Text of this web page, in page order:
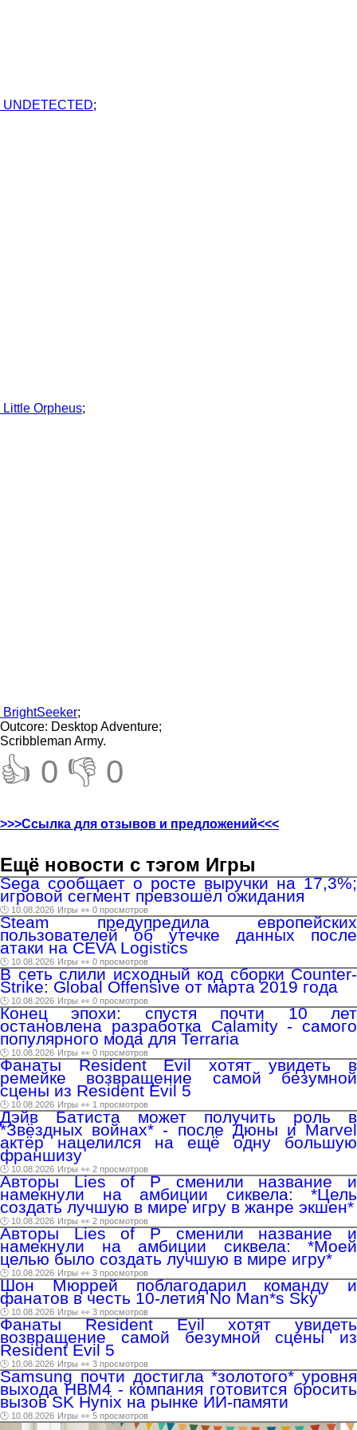
UNDETECTED;
Little Orpheus;
BrightSeeker;
Outcore: Desktop Adventure;
Scribbleman Army.
👍 0 👎 0
>>>Ссылка для отзывов и предложений<<<
Ещё новости с тэгом Игры
Sega сообщает о росте выручки на 17,3%;
игровой сегмент превзошёл ожидания
🕑 10.08.2026 Игры 👀 0 просмотров
Steam предупредила европейских
пользователей об утечке данных после
атаки на CEVA Logistics
🕑 10.08.2026 Игры 👀 0 просмотров
В сеть слили исходный код сборки Counter-
Strike: Global Offensive от марта 2019 года
🕑 10.08.2026 Игры 👀 0 просмотров
Конец эпохи: спустя почти 10 лет
остановлена разработка Calamity - самого
популярного мода для Terraria
🕑 10.08.2026 Игры 👀 0 просмотров
Фанаты Resident Evil хотят увидеть в
ремейке возвращение самой безумной
сцены из Resident Evil 5
🕑 10.08.2026 Игры 👀 1 просмотров
Дэйв Батиста может получить роль в
*Звёздных войнах* - после Дюны и Marvel
актёр нацелился на ещё одну большую
франшизу
🕑 10.08.2026 Игры 👀 2 просмотров
Авторы Lies of P сменили название и
намекнули на амбиции сиквела: *Цель
создать лучшую в мире игру в жанре экшен*
🕑 10.08.2026 Игры 👀 2 просмотров
Авторы Lies of P сменили название и
намекнули на амбиции сиквела: *Моей
целью было создать лучшую в мире игру*
🕑 10.08.2026 Игры 👀 3 просмотров
Шон Мюррей поблагодарил команду и
фанатов в честь 10-летия No Man*s Sky
🕑 10.08.2026 Игры 👀 3 просмотров
Фанаты Resident Evil хотят увидеть
возвращение самой безумной сцены из
Resident Evil 5
🕑 10.08.2026 Игры 👀 3 просмотров
Samsung почти достигла *золотого* уровня
выхода HBM4 - компания готовится бросить
вызов SK Hynix на рынке ИИ-памяти
🕑 10.08.2026 Игры 👀 5 просмотров